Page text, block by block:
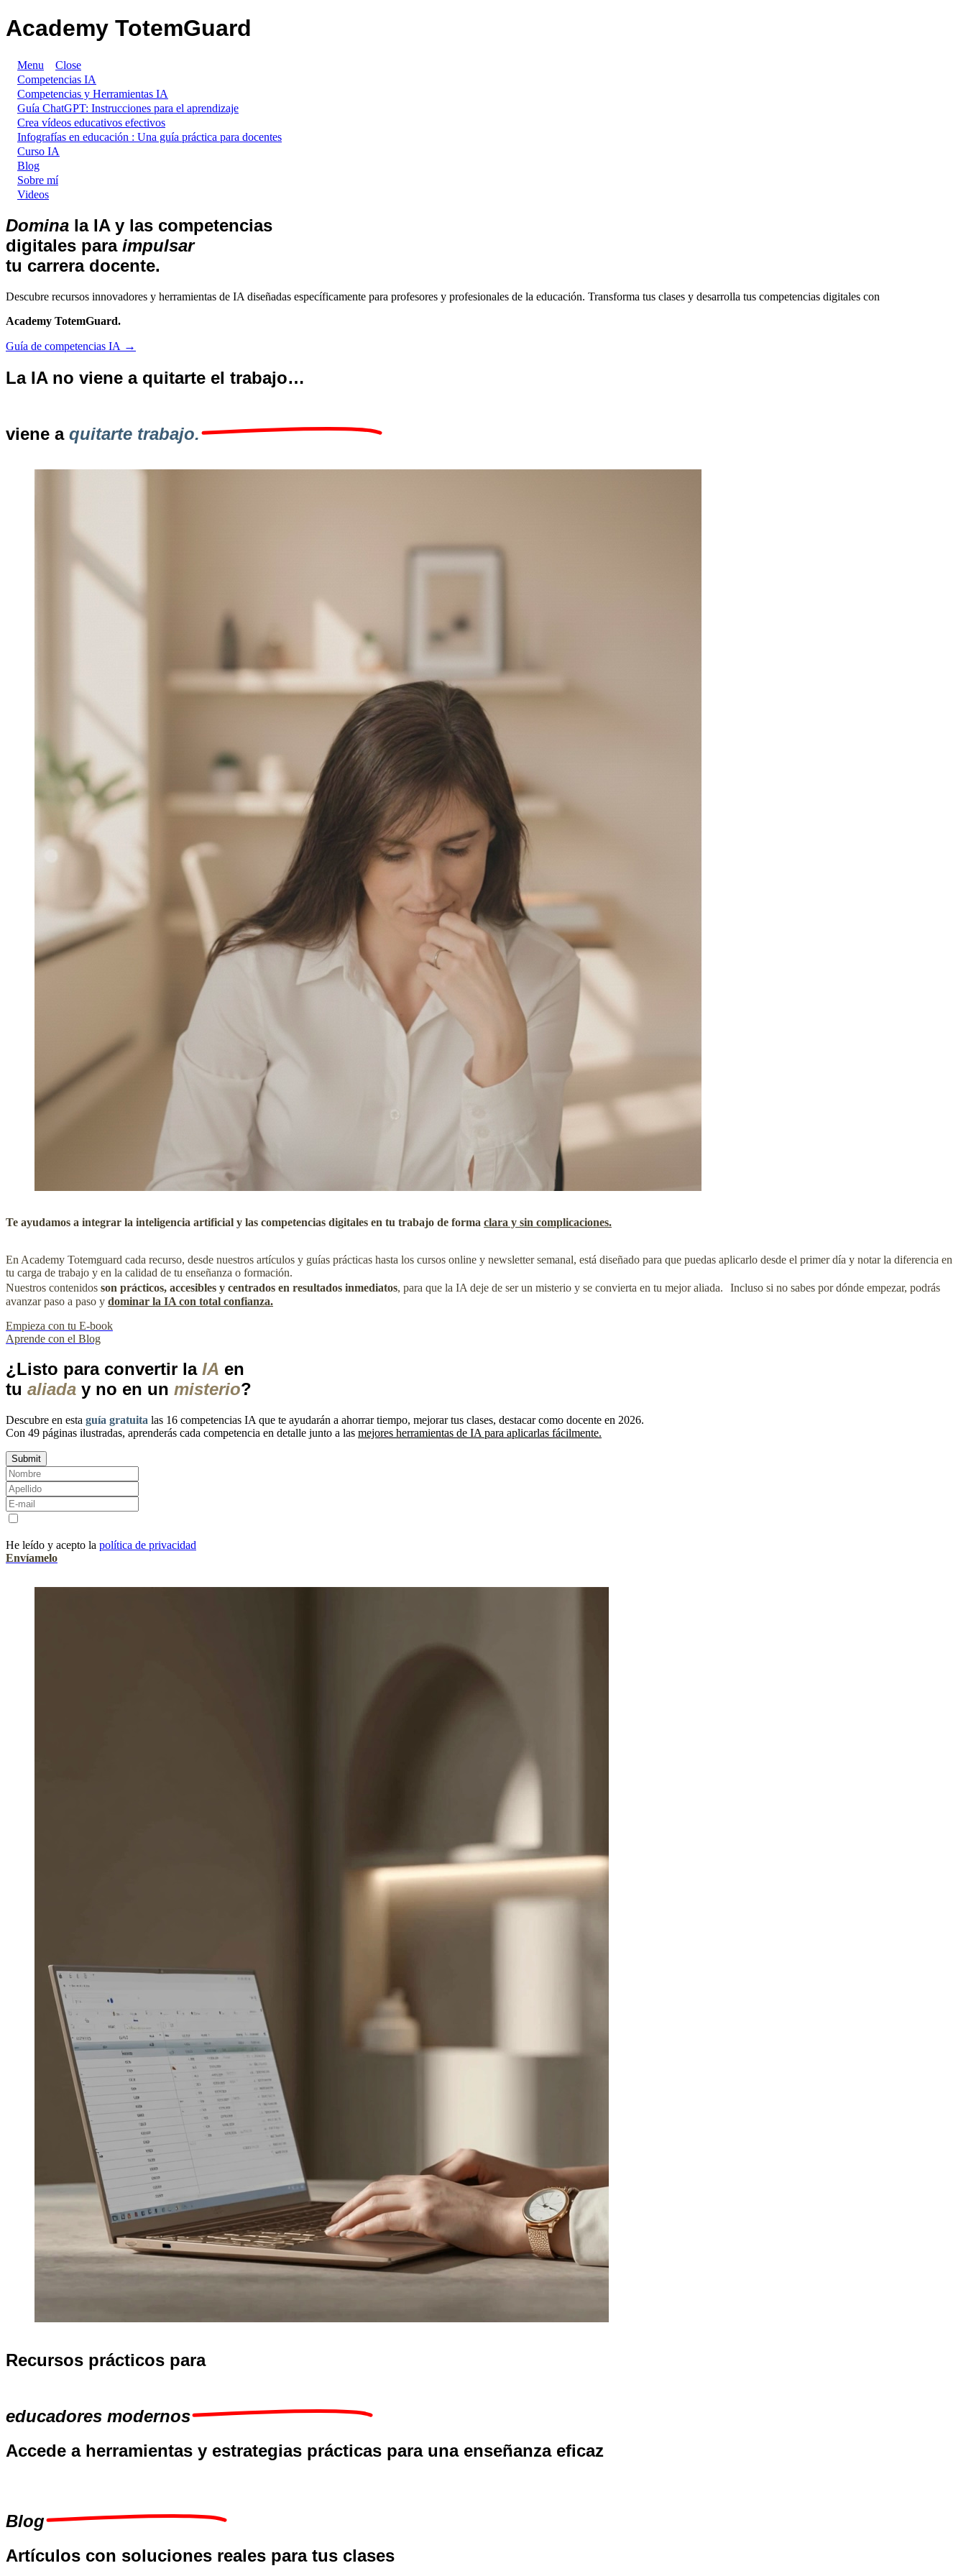
Academy TotemGuard
Menu
Close
Competencias IA
Competencias y Herramientas IA
Guía ChatGPT: Instrucciones para el aprendizaje
Crea vídeos educativos efectivos
Infografías en educación : Una guía práctica para docentes
Curso IA
Blog
Sobre mí
Videos
Domina la IA y las competencias
digitales para impulsar
tu carrera docente.
Descubre recursos innovadores y herramientas de IA diseñadas específicamente para profesores y profesionales de la educación. Transforma tus clases y desarrolla tus competencias digitales con
Academy TotemGuard.
Guía de competencias IA →
La IA no viene a quitarte el trabajo…
viene a quitarte trabajo.
Te ayudamos a integrar la inteligencia artificial y las competencias digitales en tu trabajo de forma clara y sin complicaciones.
En Academy Totemguard cada recurso, desde nuestros artículos y guías prácticas hasta los cursos online y newsletter semanal, está diseñado para que puedas aplicarlo desde el primer día y notar la diferencia en
tu carga de trabajo y en la calidad de tu enseñanza o formación.
Nuestros contenidos son prácticos, accesibles y centrados en resultados inmediatos, para que la IA deje de ser un misterio y se convierta en tu mejor aliada. Incluso si no sabes por dónde empezar, podrás
avanzar paso a paso y dominar la IA con total confianza.
Empieza con tu E-book
Aprende con el Blog
¿Listo para convertir la IA en
tu aliada y no en un misterio?
Descubre en esta guía gratuita las 16 competencias IA que te ayudarán a ahorrar tiempo, mejorar tus clases, destacar como docente en 2026.
Con 49 páginas ilustradas, aprenderás cada competencia en detalle junto a las mejores herramientas de IA para aplicarlas fácilmente.
He leído y acepto la política de privacidad
Envíamelo
Recursos prácticos para
educadores modernos
Accede a herramientas y estrategias prácticas para una enseñanza eficaz
Blog
Artículos con soluciones reales para tus clases